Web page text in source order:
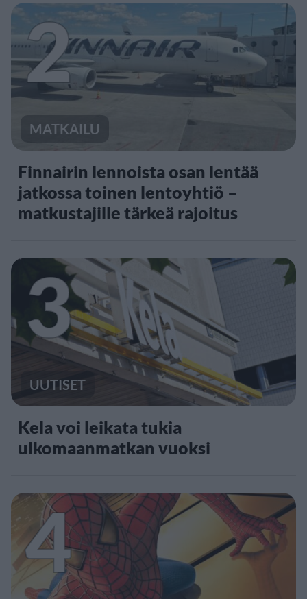
2
MATKAILU
Finnairin lennoista osan lentää
jatkossa toinen lentoyhtiö –
matkustajille tärkeä rajoitus
3
UUTISET
Kela voi leikata tukia
ulkomaanmatkan vuoksi
4